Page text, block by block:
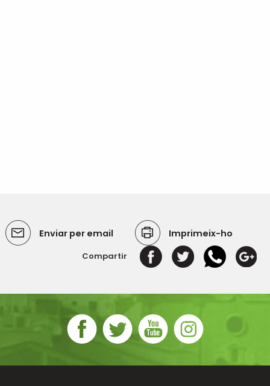
Enviar per email Imprimeix-ho
Compartir